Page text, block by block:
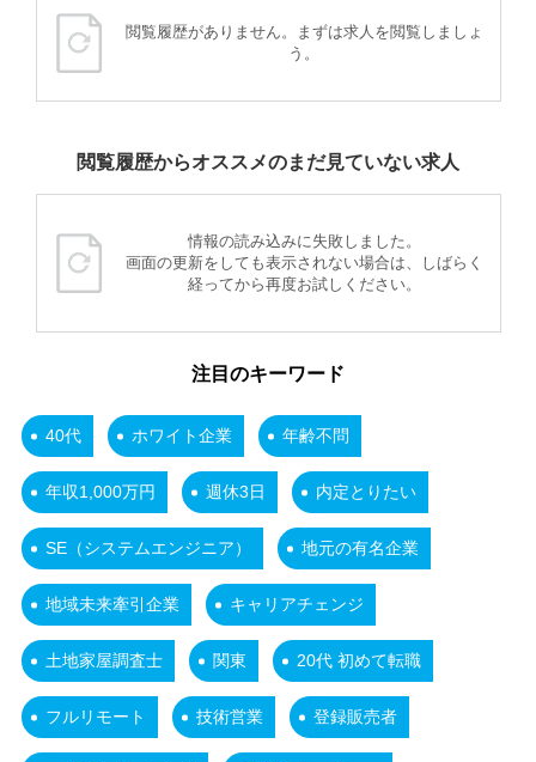
閲覧履歴がありません。まずは求人を閲覧しましょ
う。
閲覧履歴からオススメのまだ見ていない求人
情報の読み込みに失敗しました。
画面の更新をしても表示されない場合は、しばらく
経ってから再度お試しください。
注目のキーワード
40代 ホワイト企業 年齢不問
年収1,000万円 週休3日 内定とりたい
SE（システムエンジニア） 地元の有名企業
地域未来牽引企業 キャリアチェンジ
土地家屋調査士 関東 20代 初めて転職
フルリモート 技術営業 登録販売者